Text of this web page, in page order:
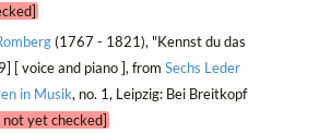
(1767 - 1821), "Kennst du das
[ voice and piano ], from Sechs Leder
in Musik, no. 1, Leipzig: Bei Breitkopf
yet checked]